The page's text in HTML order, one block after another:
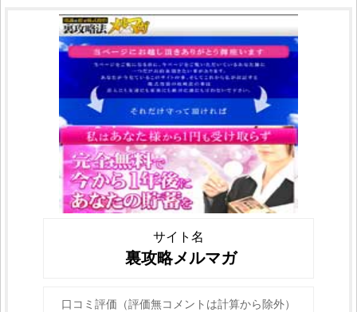
サイト名
裏攻略メルマガ
口コミ評価（評価無コメントは計算から除外）